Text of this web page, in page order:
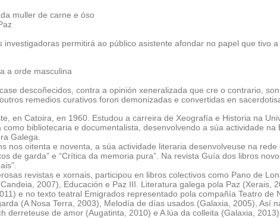
muller de carne e óso
investigadoras permitirá ao público asistente afondar no papel que tivo
a orde masculina
descoñecidos, contra a opinión xeneralizada que cre o contrario,
remedios curativos foron demonizadas e convertidas en
en Catoira, en 1960. Estudou a carreira de Xeografía e Historia na
bibliotecaria e documentalista, desenvolvendo a súa actividade
Galega.
nos oitenta e noventa, a súa actividade literaria desenvolveuse na
de garda” e “Crítica da memoria pura”. Na revista Guía dos libros
revistas e xornais, participou en libros colectivos como Pano de
2007), Educación e Paz III. Literatura galega pola Paz (Xerais,
e no texto teatral Emigrados representado pola compañía Teatro de
(A Nosa Terra, 2003), Melodía de días usados (Galaxia, 2005),
derreteuse de amor (Augatinta, 2010) e A lúa da colleita (Galaxia, 2013).